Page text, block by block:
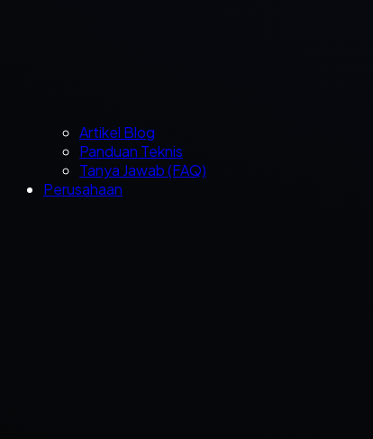
Artikel Blog
Panduan Teknis
Tanya Jawab (FAQ)
Perusahaan